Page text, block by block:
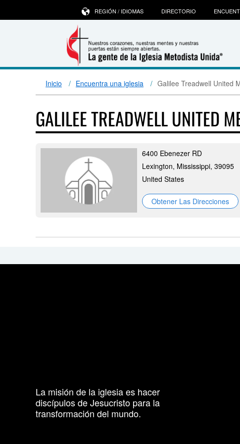
REGIÓN / IDIOMAS DIRECTORIO
Inicio Encuentra una iglesia Galilee Treadwell United
GALILEE TREADWELL UNITED
6400 Ebenezer RD
Lexington, Mississippi, 39095
United States
Obtener Las Direcciones
La misión de la iglesia es hacer
discípulos de Jesucristo para la
transformación del mundo.